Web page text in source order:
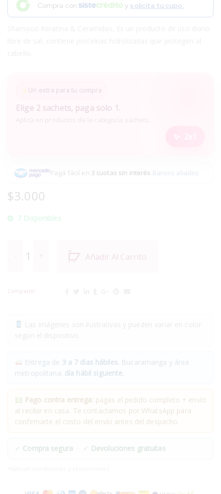
Compra con y solicita tu cupo.
Un extra para tu compra
Elige 2 sachets, paga solo 1.
Pagá fácil en 3 cuotas sin interés.Bancos aliados
$3.000
7 Disponibles
Añadir Al Carrito
Compartir:
Entrega de 3 a 7 días hábiles. Bucaramanga y área
metropolitana: día hábil siguiente.
Pago contra entrega: pagas el pedido completo + envío
al recibir en casa. Te contactamos por WhatsApp para
confirmarte el costo del envío antes del despacho.
✓ Compra segura · ✓ Devoluciones gratuitas